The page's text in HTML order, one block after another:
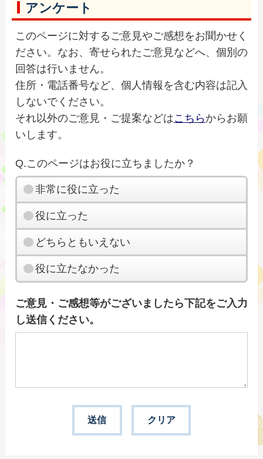
アンケート
このページに対するご意見やご感想をお聞かせく
ださい。なお、寄せられたご意見などへ、個別の
回答は行いません。
住所・電話番号など、個人情報を含む内容は記入
しないでください。
それ以外のご意見・ご提案などはこちらからお願
いします。
Q.このページはお役に立ちましたか？
非常に役に立った
役に立った
どちらともいえない
役に立たなかった
ご意見・ご感想等がございましたら下記をご入力
し送信ください。